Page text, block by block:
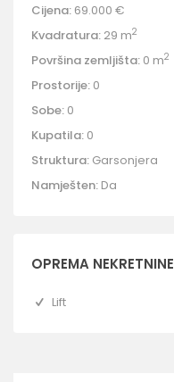
Cijena: 69.000 €
Kvadratura: 29 m2
Površina zemljišta: 0 m2
Prostorije: 0
Sobe: 0
Kupatila: 0
Struktura: Garsonjera
Namješten: Da
OPREMA NEKRETNINE
Lift